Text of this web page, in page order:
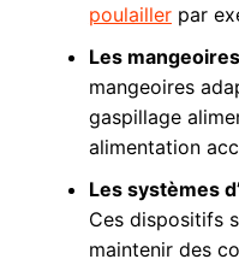
poulaillerpar
Les
mangeoires
gaspillage
alimentation
Les systèmes
Ces dispositifs
maintenir des